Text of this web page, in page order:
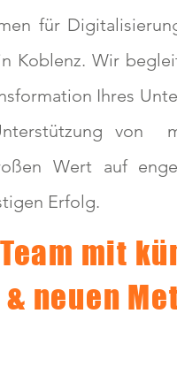
für
Koblenz. Wir
Ihres
von
Wert auf
Erfolg.
mit
neuen